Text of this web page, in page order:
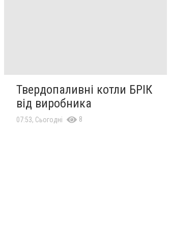
Твердопаливні котли БРІК
від виробника
07:53, Сьогодні 8